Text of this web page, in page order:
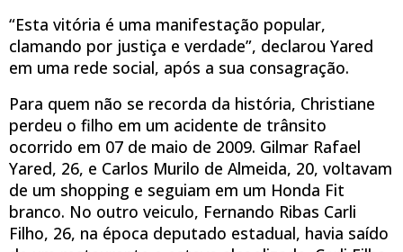
“Esta vitória é uma manifestação popular,
clamando por justiça e verdade”, declarou Yared
em uma rede social, após a sua consagração.
Para quem não se recorda da história, Christiane
perdeu o filho em um acidente de trânsito
ocorrido em 07 de maio de 2009. Gilmar Rafael
Yared, 26, e Carlos Murilo de Almeida, 20, voltavam
de um shopping e seguiam em um Honda Fit
branco. No outro veiculo, Fernando Ribas Carli
Filho, 26, na época deputado estadual, havia saído